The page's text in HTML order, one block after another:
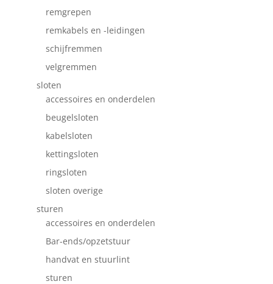
remgrepen
remkabels en -leidingen
schijfremmen
velgremmen
sloten
accessoires en onderdelen
beugelsloten
kabelsloten
kettingsloten
ringsloten
sloten overige
sturen
accessoires en onderdelen
Bar-ends/opzetstuur
handvat en stuurlint
sturen